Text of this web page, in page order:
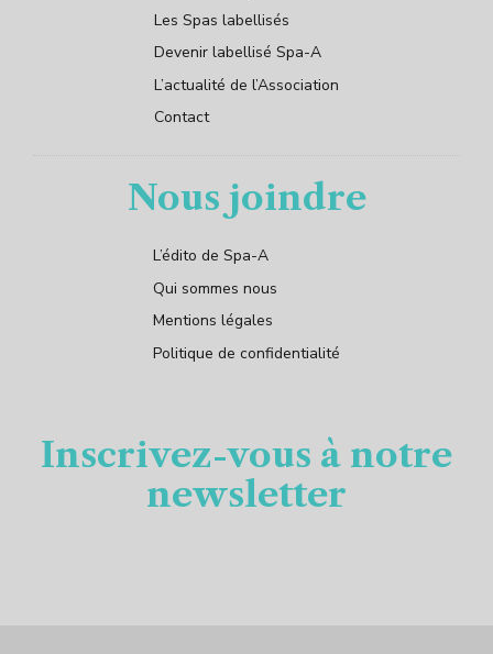
Les Spas labellisés
Devenir labellisé Spa-A
L’actualité de l’Association
Contact
Nous joindre
L’édito de Spa-A
Qui sommes nous
Mentions légales
Politique de confidentialité
Inscrivez-vous à notre
newsletter